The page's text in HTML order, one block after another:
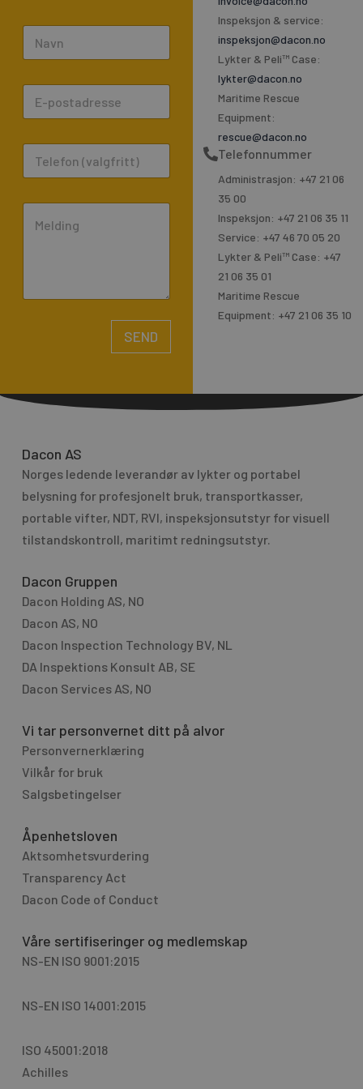
a
*
m
lh
M
s
a
g
e
SEND
t
r
n
i
v
:
Inspeksjon & service:
inspeksjon@dacon.no
Lykter & Peli™ Case:
lykter@dacon.no
Maritime Rescue
Equipment:
rescue@dacon.no
Telefonnummer
Administrasjon: +47 21 06
35 00
Inspeksjon: +47 21 06 35 11
Service: +47 46 70 05 20
Lykter & Peli™ Case: +47
21 06 35 01
Maritime Rescue
Equipment: +47 21 06 35 10
Dacon AS
Norges ledende leverandør av lykter og portabel
belysning for profesjo­nelt bruk, transport­kasser,
portable vifter, NDT, RVI, inspeksjonsutstyr for visuell
tilstandskontroll, maritimt redningsutstyr.
Dacon Gruppen
Dacon Holding AS, NO
Dacon AS, NO
Dacon Inspection Technology BV, NL
DA Inspektions Konsult AB, SE
Dacon Services AS, NO
Vi tar personvernet ditt på alvor
Personvernerklæring
Vilkår for bruk
Salgsbetingelser
Åpenhetsloven
Aktsomhetsvurdering
Transparency Act
Dacon Code of Conduct
Våre sertifiseringer og medlemskap
NS-EN ISO 9001:2015
NS-EN ISO 14001:2015
ISO 45001:2018
Achilles